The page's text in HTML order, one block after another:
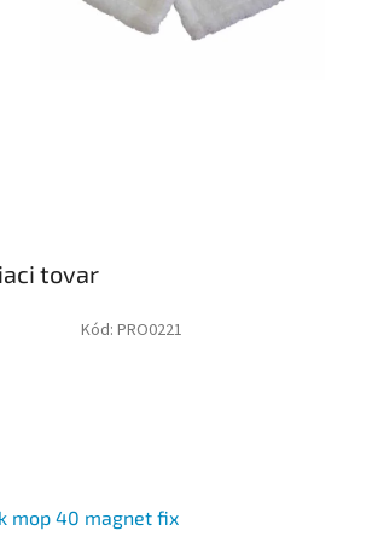
tovar
mop 40 magnet fix
Kód: PRO0221